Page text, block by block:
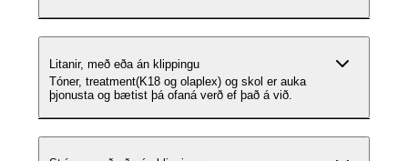
Litanir, með eða án klippingu
Tóner, treatment(K18 og olaplex) og skol er auka
þjonusta og bætist þá ofaná verð ef það á við.